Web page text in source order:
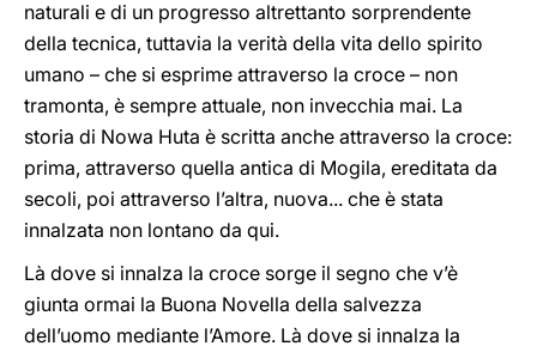
naturali e di un progresso altrettanto sorprendente
della tecnica, tuttavia la verità della vita dello spirito
umano – che si esprime attraverso la croce – non
tramonta, è sempre attuale, non invecchia mai. La
storia di Nowa Huta è scritta anche attraverso la croce:
prima, attraverso quella antica di Mogila, ereditata da
secoli, poi attraverso l’altra, nuova... che è stata
innalzata non lontano da qui.
Là dove si innalza la croce sorge il segno che v’è
giunta ormai la Buona Novella della salvezza
dell’uomo mediante l’Amore. Là dove si innalza la